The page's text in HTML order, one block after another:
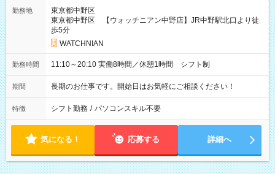
勤務地
東京都中野区
東京都中野区 【ウォッチニアン中野店】JR中野駅北口より徒
歩5分
WATCHNIAN
勤務時間 11:10～20:10 実働8時間／休憩1時間 シフト制
期間 長期のお仕事です。開始日はお気軽にご相談ください！
特徴 シフト勤務 / パソコンスキル不要
気になる！ 応募する 詳細へ